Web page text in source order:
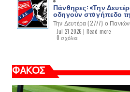
Πάνθηρες: «Την
οδηγούν στo γήπεδο
Την Δευτέρα (27/7) ο
Jul 21 2026 | Read more
0 σχόλια
ΦΑΚΟΣ